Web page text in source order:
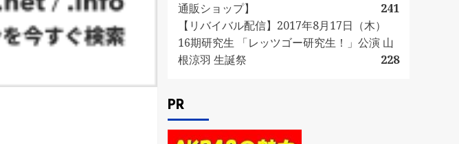
通販ショップ】
241
【リバイバル配信】2017年8月17日（木）
16期研究生 「レッツゴー研究生！」公演 山
根涼羽 生誕祭
228
PR